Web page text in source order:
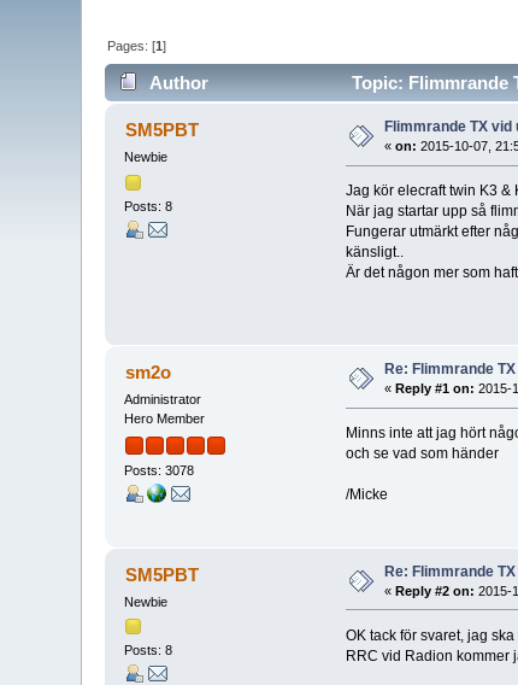
Pages: [1]
Author Topic: Flimmrande
SM5PBT
Newbie
Posts: 8
Flimmrande TX
«on: 2015-10-07,
Jag kör elecraft twin K3 &
När jag startar upp så
Fungerar utmärkt efter
känsligt..
Är det någon mer som
sm2o
Administrator
Hero Member
Posts: 3078
Re: Flimmrande
« Reply #1 on: 2015-
Minns inte att jag hört
och se vad som händer
/Micke
SM5PBT
Newbie
Posts: 8
Re: Flimmrande
«Reply #2 on: 2015-
OK tack för svaret, jag
RRC vid Radion kommer